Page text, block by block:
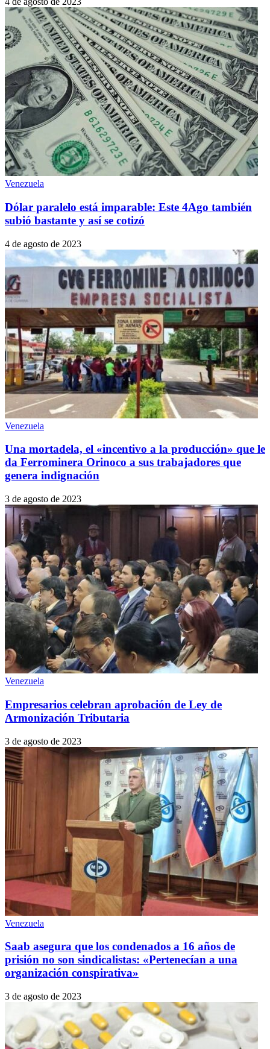
Venezuela
Dólar paralelo está imparable: Este 4Ago también
subió bastante y así se cotizó
4 de agosto de 2023
Venezuela
Una mortadela, el «incentivo a la producción» que le
da Ferrominera Orinoco a sus trabajadores que
genera indignación
3 de agosto de 2023
Venezuela
Empresarios celebran aprobación de Ley de
Armonización Tributaria
3 de agosto de 2023
Venezuela
Saab asegura que los condenados a 16 años de
prisión no son sindicalistas: «Pertenecían a una
organización conspirativa»
3 de agosto de 2023